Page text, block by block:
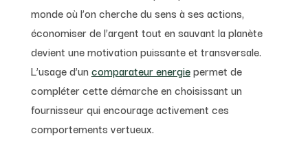
monde où l’on cherche du sens à ses actions,
économiser de l’argent tout en sauvant la planète
devient une motivation puissante et transversale.
L’usage d’un comparateur energiepermet de
compléter cette démarche en choisissant un
fournisseur qui encourage activement ces
comportements vertueux.